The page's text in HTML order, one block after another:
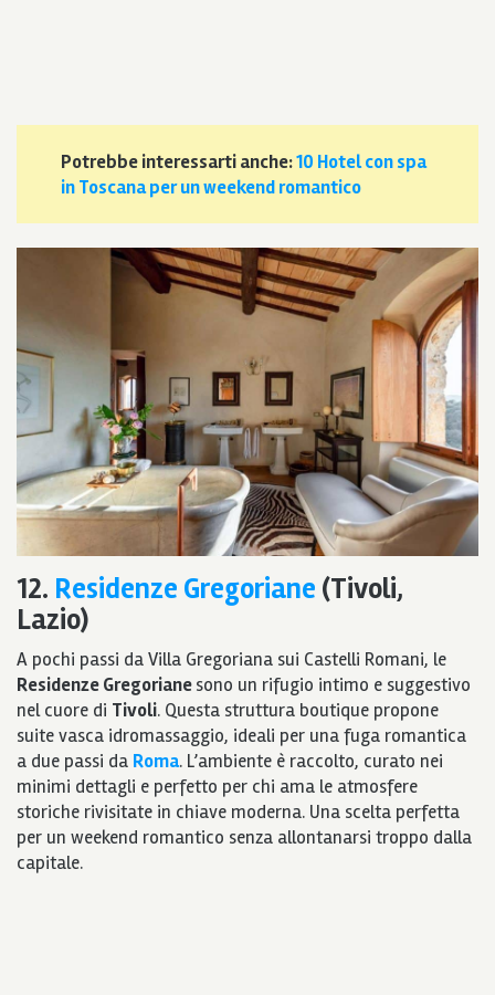
Potrebbe interessarti anche:10 Hotel con spa
in Toscana per un weekend romantico
12. Residenze Gregoriane (Tivoli,
Lazio)
A pochi passi da Villa Gregoriana sui Castelli Romani, le
Residenze Gregorianesono un rifugio intimo e suggestivo
nel cuore di Tivoli. Questa struttura boutique propone
suite vasca idromassaggio, ideali per una fuga romantica
a due passi da Roma. L’ambiente è raccolto, curato nei
minimi dettagli e perfetto per chi ama le atmosfere
storiche rivisitate in chiave moderna. Una scelta perfetta
per un weekend romantico senza allontanarsi troppo dalla
capitale.